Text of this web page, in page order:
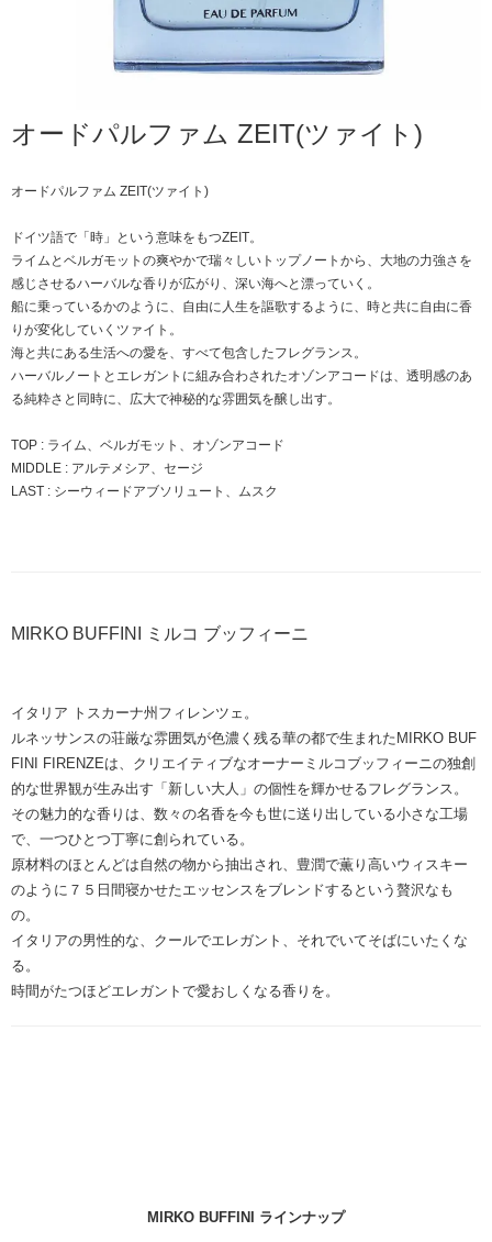
オードパルファム ZEIT(ツァイト)
オードパルファム ZEIT(ツァイト)
ドイツ語で「時」という意味をもつZEIT。
ライムとベルガモットの爽やかで瑞々しいトップノートから、大地の力強さを
感じさせるハーバルな香りが広がり、深い海へと漂っていく。
船に乗っているかのように、自由に人生を謳歌するように、時と共に自由に香
りが変化していくツァイト。
海と共にある生活への愛を、すべて包含したフレグランス。
ハーバルノートとエレガントに組み合わされたオゾンアコードは、透明感のあ
る純粋さと同時に、広大で神秘的な雰囲気を醸し出す。
TOP : ライム、ベルガモット、オゾンアコード
MIDDLE : アルテメシア、セージ
LAST : シーウィードアブソリュート、ムスク
MIRKO BUFFINI ミルコ ブッフィーニ
イタリア トスカーナ州フィレンツェ。
ルネッサンスの荘厳な雰囲気が色濃く残る華の都で生まれたMIRKO BUF
FINI FIRENZEは、クリエイティブなオーナーミルコブッフィーニの独創
的な世界観が生み出す「新しい大人」の個性を輝かせるフレグランス。
その魅力的な香りは、数々の名香を今も世に送り出している小さな工場
で、一つひとつ丁寧に創られている。
原材料のほとんどは自然の物から抽出され、豊潤で薫り高いウィスキー
のように７５日間寝かせたエッセンスをブレンドするという贅沢なも
の。
イタリアの男性的な、クールでエレガント、それでいてそばにいたくな
る。
時間がたつほどエレガントで愛おしくなる香りを。
MIRKO BUFFINI ラインナップ